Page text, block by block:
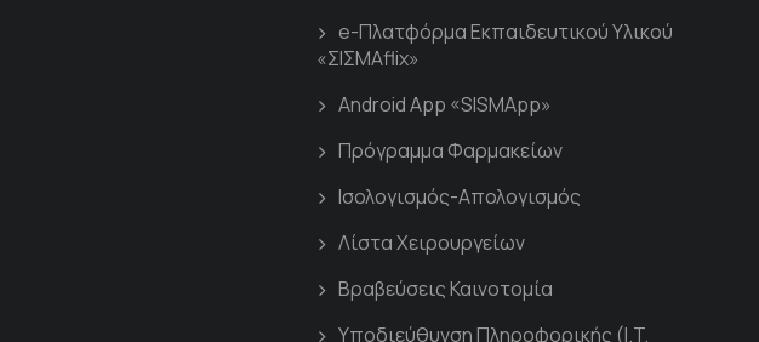
e-Πλατφόρμα Εκπαιδευτικού Υλικού
«ΣΙΣΜΑflix»
Android App «SISMApp»
Πρόγραμμα Φαρμακείων
Ισολογισμός-Απολογισμός
Λίστα Χειρουργείων
Βραβεύσεις Καινοτομία
Υποδιεύθυνση Πληροφορικής (I.T.